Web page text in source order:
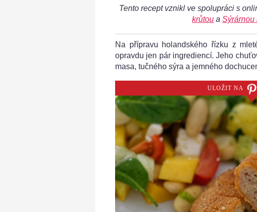
Tento recept vznikl ve spolupráci s
krůtou a Sýrárnou
Na přípravu holandského řízku z
opravdu jen pár ingrediencí. Jeho
masa, tučného sýra a jemného
ULOŽIT NA